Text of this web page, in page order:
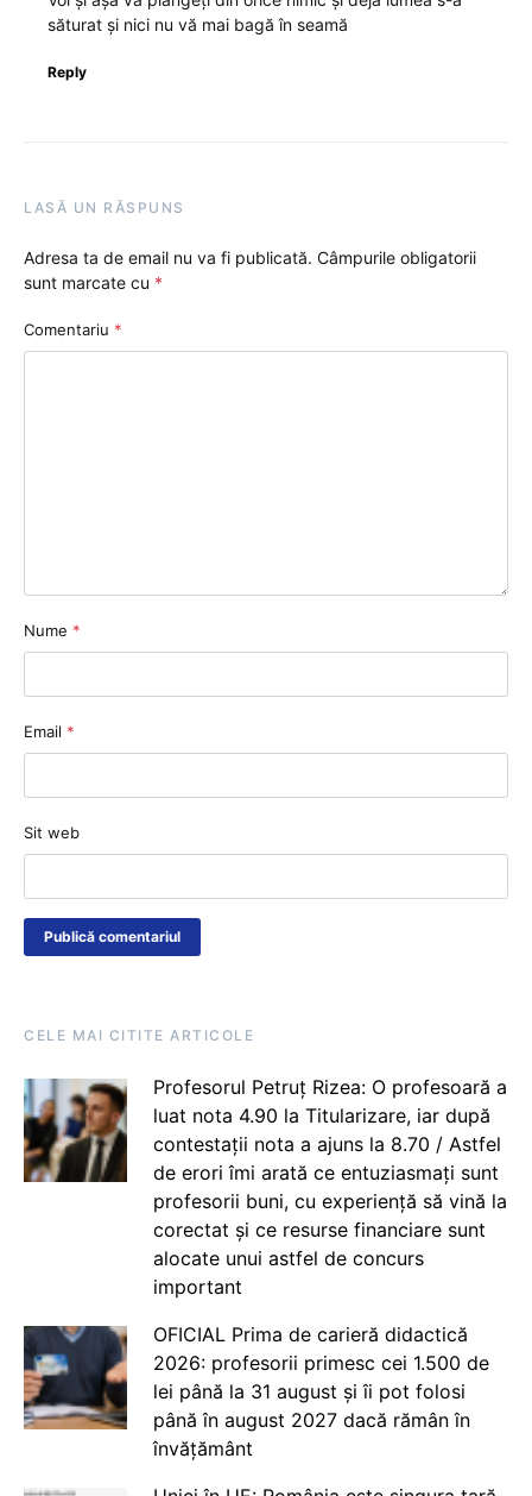
săturat și nici nu vă mai bagă în seamă
Reply
LASĂ UN RĂSPUNS
Adresa ta de email nu va fi publicată. Câmpurile obligatorii
sunt marcate cu *
Comentariu *
Nume *
Email *
Sit web
CELE MAI CITITE ARTICOLE
Profesorul Petruț Rizea: O profesoară a
luat nota 4.90 la Titularizare, iar după
contestații nota a ajuns la 8.70 / Astfel
de erori îmi arată ce entuziasmați sunt
profesorii buni, cu experiență să vină la
corectat și ce resurse financiare sunt
alocate unui astfel de concurs
important
OFICIAL Prima de carieră didactică
2026: profesorii primesc cei 1.500 de
lei până la 31 august și îi pot folosi
până în august 2027 dacă rămân în
învățământ